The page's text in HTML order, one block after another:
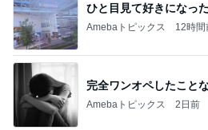
ひと目見て好きになっ
Amebaトピックス 12時間
完全ワンオペしたこと
Amebaトピックス 2日前